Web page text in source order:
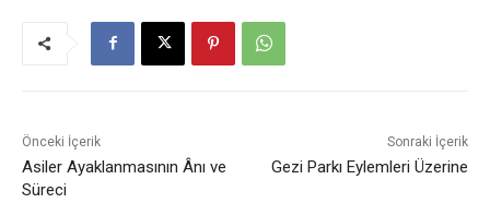
Önceki İçerik
Asiler Ayaklanmasının Ânı ve
Süreci
Sonraki İçerik
Gezi Parkı Eylemleri Üzerine